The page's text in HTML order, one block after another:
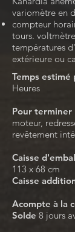
variomètre en
compteur
tours.
températures
extérieure ou
Temps
Heures
Pour terminer
moteur,
revêtement
Caisse
113 x 68 cm
Caisse
Acompte à la
Solde 8 jours